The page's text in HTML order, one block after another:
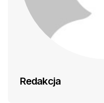
Redakcja